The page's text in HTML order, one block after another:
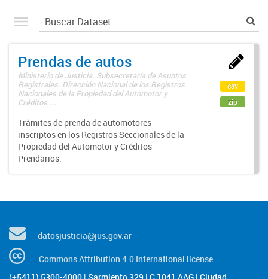
Prendas de autos
Ministerio de Justicia. Subsecretaría de Asuntos
Registrales. Dirección Nacional de los Registros
Nacionales de la Propiedad del Automotor y
Créditos ...
Trámites de prenda de automotores
inscriptos en los Registros Seccionales de la
Propiedad del Automotor y Créditos
Prendarios.
csv
zip
datosjusticia@jus.gov.ar
Commons Attribution 4.0 International license